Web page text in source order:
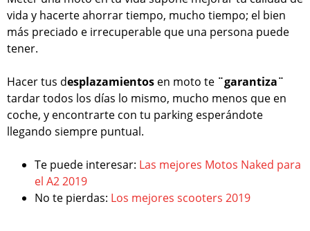
vida y hacerte ahorrar tiempo, mucho tiempo; el bien
más preciado e irrecuperable que una persona puede
tener.
Hacer tus desplazamientos en moto te ¨garantiza¨
tardar todos los días lo mismo, mucho menos que en
coche, y encontrarte con tu parking esperándote
llegando siempre puntual.
Te puede interesar: Las mejores Motos Naked para
el A2 2019
No te pierdas: Los mejores scooters 2019